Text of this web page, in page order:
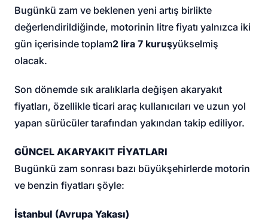
Bugünkü zam ve beklenen yeni artış birlikte
değerlendirildiğinde, motorinin litre fiyatı yalnızca iki
gün içerisinde toplam2 lira 7 kuruşyükselmiş
olacak.
Son dönemde sık aralıklarla değişen akaryakıt
fiyatları, özellikle ticari araç kullanıcıları ve uzun yol
yapan sürücüler tarafından yakından takip ediliyor.
GÜNCEL AKARYAKIT FİYATLARI
Bugünkü zam sonrası bazı büyükşehirlerde motorin
ve benzin fiyatları şöyle:
İstanbul (Avrupa Yakası)